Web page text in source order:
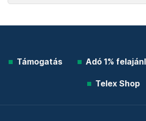
Támogatás Adó 1%
Telex Shop